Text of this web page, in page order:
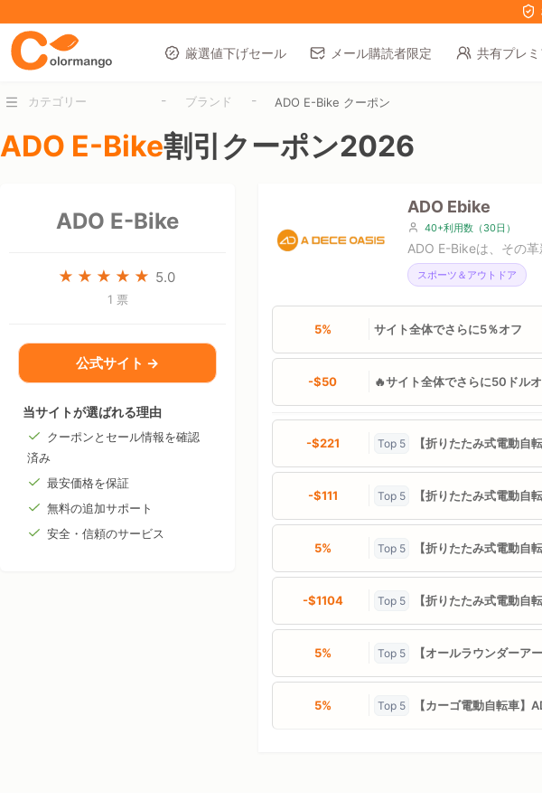
厳選値下げセール メール購読者限定 共有プレ
カテゴリー - ブランド - ADO E-Bike クーポン
ADO E-Bike割引クーポン2026
ADO E-Bike
5.0
1 票
公式サイト →
当サイトが選ばれる理由
クーポンとセール情報を確認
済み
最安価格を保証
無料の追加サポート
安全・信頼のサービス
ADO Ebike
40+利用数（30日）
ADO E-Bikeは、その
スポーツ＆アウトドア
5% サイト全体でさらに5％オフ
-$50 🔥サイト全体でさらに50ドル
-$221 Top 5 【折りたたみ式電動自
-$111 Top 5 【折りたたみ式電動自
5% Top 5 【折りたたみ式電動自
-$1104 Top 5 【折りたたみ式電動自
5% Top 5 【オールラウンダーア
5% Top 5 【カーゴ電動自転車】